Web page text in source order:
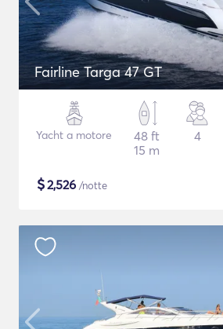
Fairline Targa 47 GT
Yacht a motore
48 ft
15 m
4
$2,526 /notte